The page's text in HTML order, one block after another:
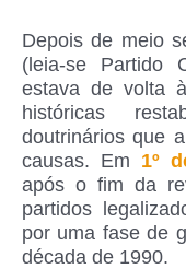
Depois de meio
(leia-se Partido
estava de volta
históricas
doutrinários que
causas. Em 1º
após o fim da
partidos
por uma fase de
década de 1990.